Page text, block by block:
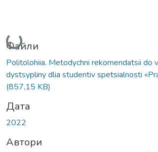
Вантажиться...
Файли
Politolohiia. Metodychni rekomendatsii do
dystsypliny dlia studentiv spetsialnosti
(857,15 KB)
Дата
2022
Автори